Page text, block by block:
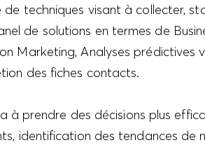
de techniques visant à collecter,
de solutions en termes de
Marketing, Analyses prédictives
des fiches contacts.
à prendre des décisions plus
identification des tendances de